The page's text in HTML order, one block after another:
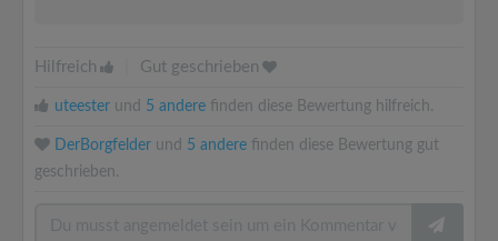
Hilfreich Gut geschrieben
uteester und 5 andere finden diese Bewertung hilfreich.
DerBorgfelder und 5 andere finden diese Bewertung gut
geschrieben.